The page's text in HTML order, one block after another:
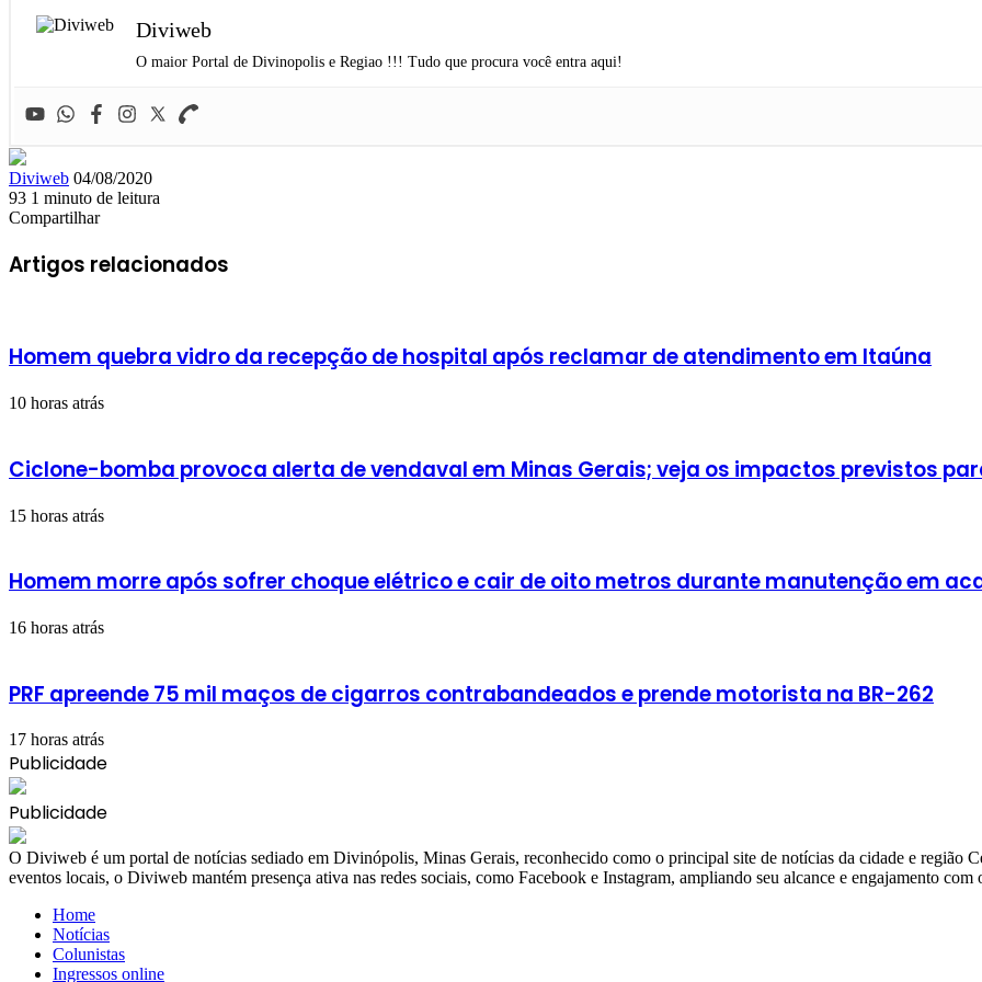
Diviweb
O maior Portal de Divinopolis e Regiao !!! Tudo que procura você entra aqui!
Diviweb Mande
um
e-
04/08/2020
93 1 minuto de leitura
Facebook
X
Linkedin
Skype
Messenger
Messenger
WhatsApp
Telegram
Compartilhar
via
e-
Artigos relacionados
Homem quebra vidro da recepção de hospital após reclamar de atendimento em Itaúna
10 horas atrás
Ciclone-bomba provoca alerta de vendaval em Minas Gerais; veja os impactos previstos
15 horas atrás
Homem morre após sofrer choque elétrico e cair de oito metros durante manutenção em
16 horas atrás
PRF apreende 75 mil maços de cigarros contrabandeados e prende motorista na BR-262
17 horas atrás
Publicidade
Publicidade
​O Diviweb é um portal de notícias sediado em Divinópolis, Minas Gerais, reconhecido como o principal site de notícias da cidade e região
eventos locais, o Diviweb mantém presença ativa nas redes sociais, como Facebook e Instagram, ampliando seu alcance e engajamento com
Home
Notícias
Colunistas
Ingressos online